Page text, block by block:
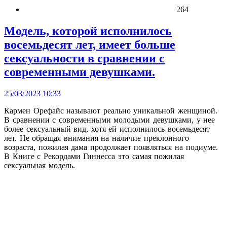
264
Модель, которой исполнилось
восемьдесят лет, имеет больше
сексуальности в сравнении с
современными девушками.
25/03/2023 10:33
Кармен Орефайс называют реально уникальной женщиной.
В сравнении с современными молодыми девушками, у нее
более сексуальный вид, хотя ей исполнилось восемьдесят
лет. Не обращая внимания на наличие преклонного
возраста, пожилая дама продолжает появляться на подиуме.
В Книге с Рекордами Гиннесса это самая пожилая
сексуальная модель.